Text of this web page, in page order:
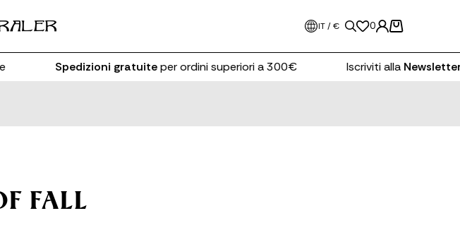
IT / € 0
Spedizioni gratuiteper ordini superiori a 300€ Iscriviti allaNewslettere
FALL